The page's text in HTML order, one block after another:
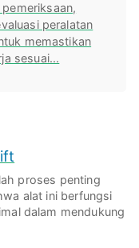
peralatan
memastikan
sesuai...
proses penting
alat ini berfungsi
dalam mendukung